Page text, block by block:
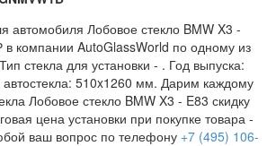
автомобиля Лобовое стекло BMW X3 -
в компании AutoGlassWorld по одному из
стекла для установки - . Год выпуска:
510x1260 мм. Дарим каждому
Лобовое стекло BMW X3 - E83 скидку
цена установки при покупке товара -
ваш вопрос по телефону +7 (495) 106-